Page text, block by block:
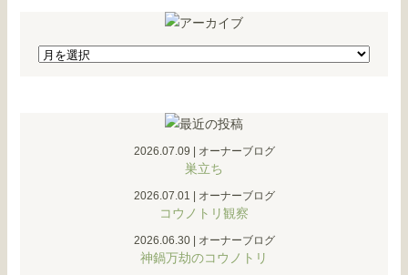
2026.07.09 オーナーブログ
巣立ち
2026.07.01 オーナーブログ
コウノトリ観察
2026.06.30| オーナーブログ
神鍋万劫のコウノトリ